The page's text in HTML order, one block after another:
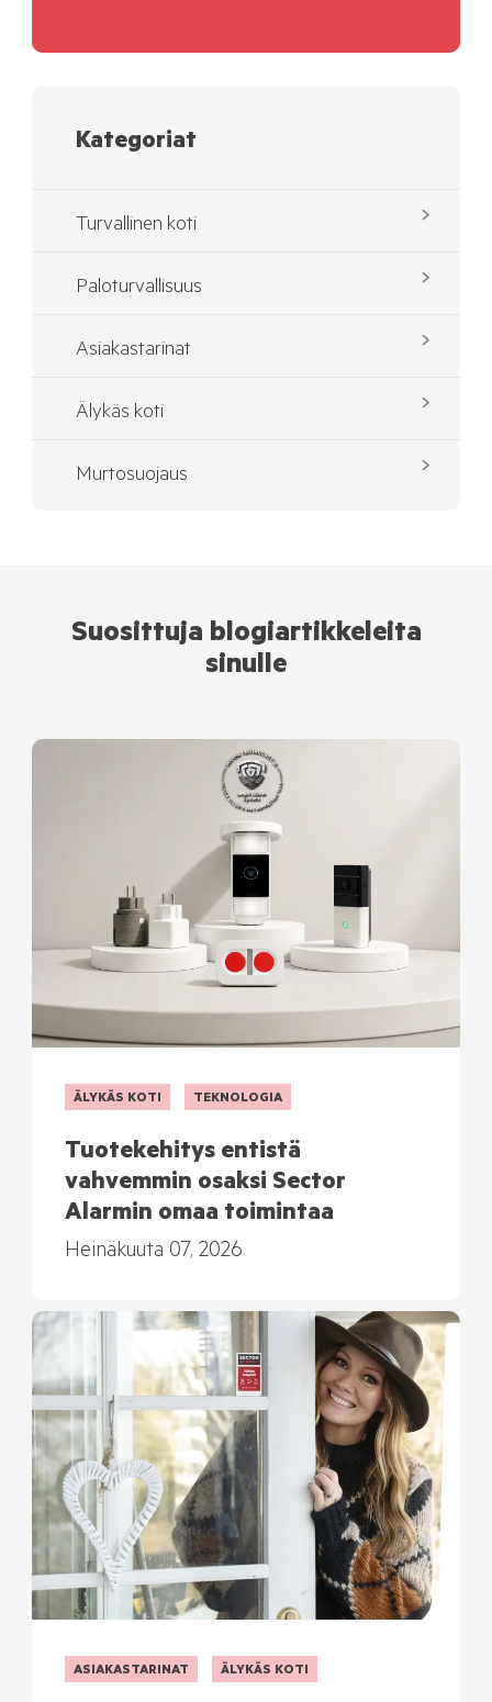
Kategoriat
Turvallinen koti
Paloturvallisuus
Asiakastarinat
Älykäs koti
Murtosuojaus
Suosittuja blogiartikkeleita
sinulle
ÄLYKÄS KOTI TEKNOLOGIA
Tuotekehitys entistä
vahvemmin osaksi Sector
Alarmin omaa toimintaa
Heinäkuuta 07, 2026
ASIAKASTARINAT ÄLYKÄS KOTI